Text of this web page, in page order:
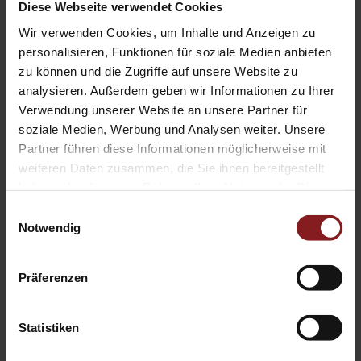
Diese Webseite verwendet Cookies
Wir verwenden Cookies, um Inhalte und Anzeigen zu
personalisieren, Funktionen für soziale Medien anbieten
zu können und die Zugriffe auf unsere Website zu
analysieren. Außerdem geben wir Informationen zu Ihrer
Verwendung unserer Website an unsere Partner für
soziale Medien, Werbung und Analysen weiter. Unsere
Partner führen diese Informationen möglicherweise mit
weiteren Daten zusammen, die Sie ihnen bereitgestellt
Notwendig
Präferenzen
Statistiken
ausgeht. Denn damit geht auch eine gewisse
Normalisierungsstrategie einher: Die Militia of Montana
(MOM) bot in ihrem Onlineshop neben Ratgebern zum
Jagen auch Infomaterial zum Bombenbau sowie Rabatte
beim Kauf von Anleitungen zu Terrorismus an und
bereitete so ihre Kundschaft auf den Widerstand gegen
den Staat vor. Die Identitäre Bewegung (IB) versucht meist
auf sozialen Medien, durch Chiffren und Umschreibungen
Rassismus und Antisemitismus salonfähig zu machen, und
bietet rechtsextreme Parallelwelten als Apps an. Da ich zu
Beginn meines Studiums mit Infomaterial der IB in
Berührung gekommen bin, war es aber auch mein
betrachten.“
Und wen möchten Sie mit ihr erreichen?